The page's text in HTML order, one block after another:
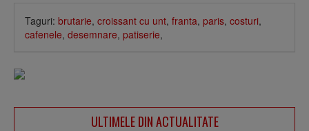
Taguri: brutarie, croissant cu unt, franta, paris, costuri,
cafenele, desemnare, patiserie,
ULTIMELE DIN ACTUALITATE